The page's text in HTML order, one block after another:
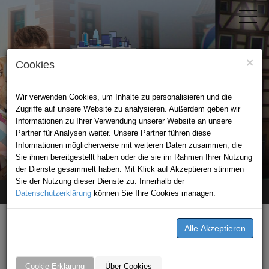
×
Cookies
Wir verwenden Cookies, um Inhalte zu personalisieren und die
Zugriffe auf unsere Website zu analysieren. Außerdem geben wir
Informationen zu Ihrer Verwendung unserer Website an unsere
Partner für Analysen weiter. Unsere Partner führen diese
Informationen möglicherweise mit weiteren Daten zusammen, die
Sie ihnen bereitgestellt haben oder die sie im Rahmen Ihrer Nutzung
der Dienste gesammelt haben. Mit Klick auf Akzeptieren stimmen
Sie der Nutzung dieser Dienste zu. Innerhalb der
Datenschutzerklärung können Sie Ihre Cookies managen.
Cookie Erklärung Über Cookies
STADTPORTAL EPPINGEN
Home Kontakt